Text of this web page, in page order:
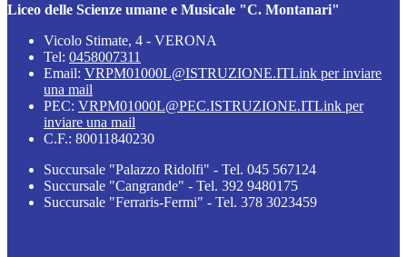
Liceo delle Scienze umane e Musicale "C. Montanari"
Vicolo Stimate, 4 - VERONA
Tel: 0458007311
Email: VRPM01000L@ISTRUZIONE.ITLink per inviare
una mail
PEC: VRPM01000L@PEC.ISTRUZIONE.ITLink per
inviare una mail
C.F.: 80011840230
Succursale "Palazzo Ridolfi" - Tel. 045 567124
Succursale "Cangrande" - Tel. 392 9480175
Succursale "Ferraris-Fermi" - Tel. 378 3023459